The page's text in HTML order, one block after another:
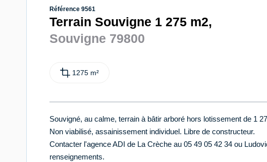
Référence 9561
Terrain Souvigne 1 275 m2,
Souvigne 79800
1275 m²
Souvigné, au calme, terrain à bâtir arboré hors lotissement de 1
Non viabilisé, assainissement individuel. Libre de constructeur.
Contacter l'agence ADI de La Crèche au 05 49 05 42 34 ou
renseignements.